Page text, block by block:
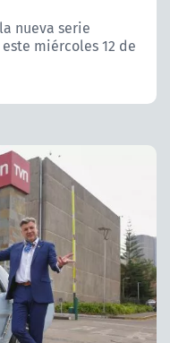
nueva serie
miércoles 12 de